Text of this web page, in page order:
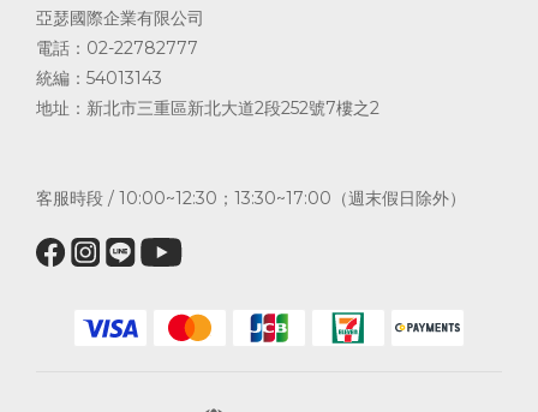
亞瑟國際企業有限公司
電話：02-22782777
統編：54013143
地址：新北市三重區新北大道2段252號7樓之2
客服時段 / 10:00~12:30；13:30~17:00（週末假日除外）